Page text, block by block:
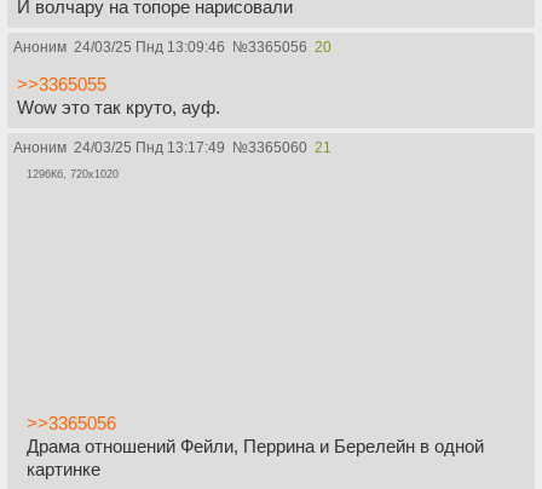
И волчару на топоре нарисовали
Аноним 24/03/25 Пнд 13:09:46 №3365056 20
>>3365055
Wow это так круто, ауф.
Аноним 24/03/25 Пнд 13:17:49 №3365060 21
1296Кб, 720x1020
>>3365056
Драма отношений Фейли, Перрина и Берелейн в одной
картинке